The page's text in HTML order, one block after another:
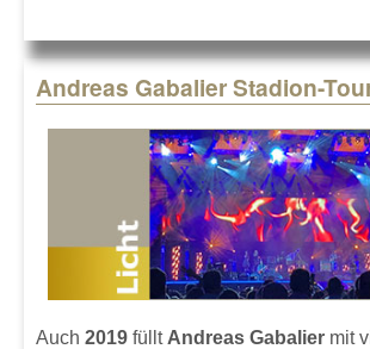
Andreas Gabalier Stadion-
Auch 2019 füllt Andreas Gabalier mit